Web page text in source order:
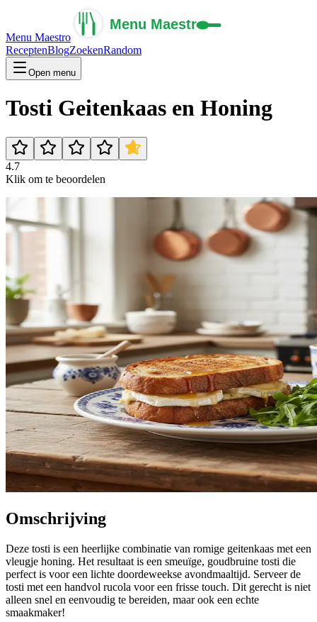
Menu Maestro
ReceptenBlogZoekenRandom
Open menu
Tosti Geitenkaas en Honing
4.7
Klik om te beoordelen
Omschrijving
Deze tosti is een heerlijke combinatie van romige geitenkaas met een
vleugje honing. Het resultaat is een smeuïge, goudbruine tosti die
perfect is voor een lichte doordeweekse avondmaaltijd. Serveer de
tosti met een handvol rucola voor een frisse touch. Dit gerecht is niet
alleen snel en eenvoudig te bereiden, maar ook een echte
smaakmaker!